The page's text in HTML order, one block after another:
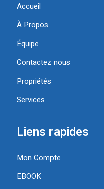
Accueil
À Propos
Équipe
Contactez nous
Propriétés
Services
Liens rapides
Mon Compte
EBOOK